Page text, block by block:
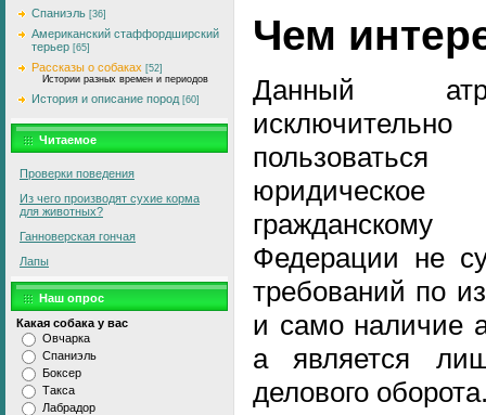
Спаниэль [36]
Американский стаффордширский
терьер [65]
Рассказы о собаках [52]
Истории разных времен и периодов
История и описание пород [60]
Читаемое
Проверки поведения
Из чего производят сухие корма
для животных?
Ганноверская гончая
Лапы
Наш опрос
Какая собака у вас
Овчарка
Спаниэль
Боксер
Такса
Лабрадор
Чем
Данный
Федерации не
требований по
и само наличие
а является
делового